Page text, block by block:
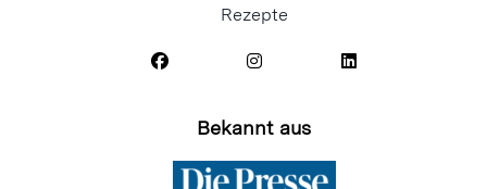
Rezepte
Bekannt aus